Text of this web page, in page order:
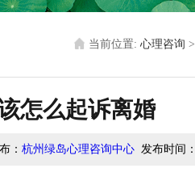
当前位置: 心理咨询 >
怎么起诉离婚
： 杭州绿岛心理咨询中心 发布时间：